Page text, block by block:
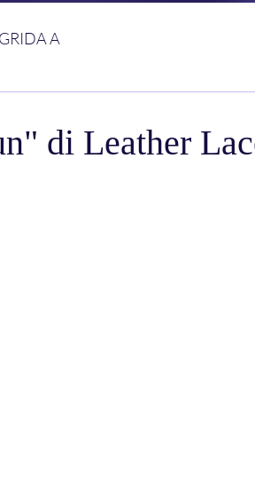
GRIDA A
di Leather